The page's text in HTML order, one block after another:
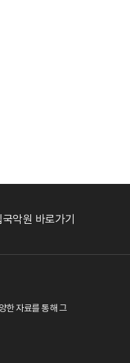
국악원 바로가기
한 자료를 통해 그